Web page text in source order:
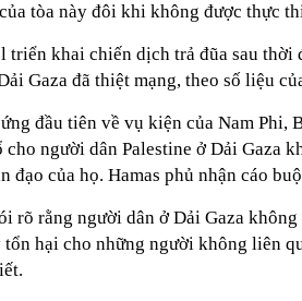
tòa này đôi khi không được thực
triển khai chiến dịch trả đũa sau
Gaza đã thiệt mạng, theo số liệu
đầu tiên về vụ kiện của Nam Phi,
cho người dân Palestine ở Dải Gaza
đạo của họ. Hamas phủ nhận cáo
rõ rằng người dân ở Dải Gaza
tổn hại cho những người không liên